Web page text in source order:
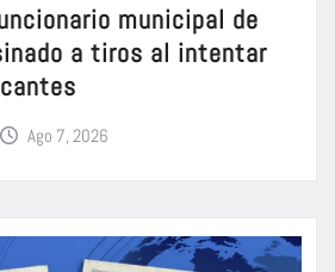
municipal de
a tiros al intentar
Ago 7, 2026